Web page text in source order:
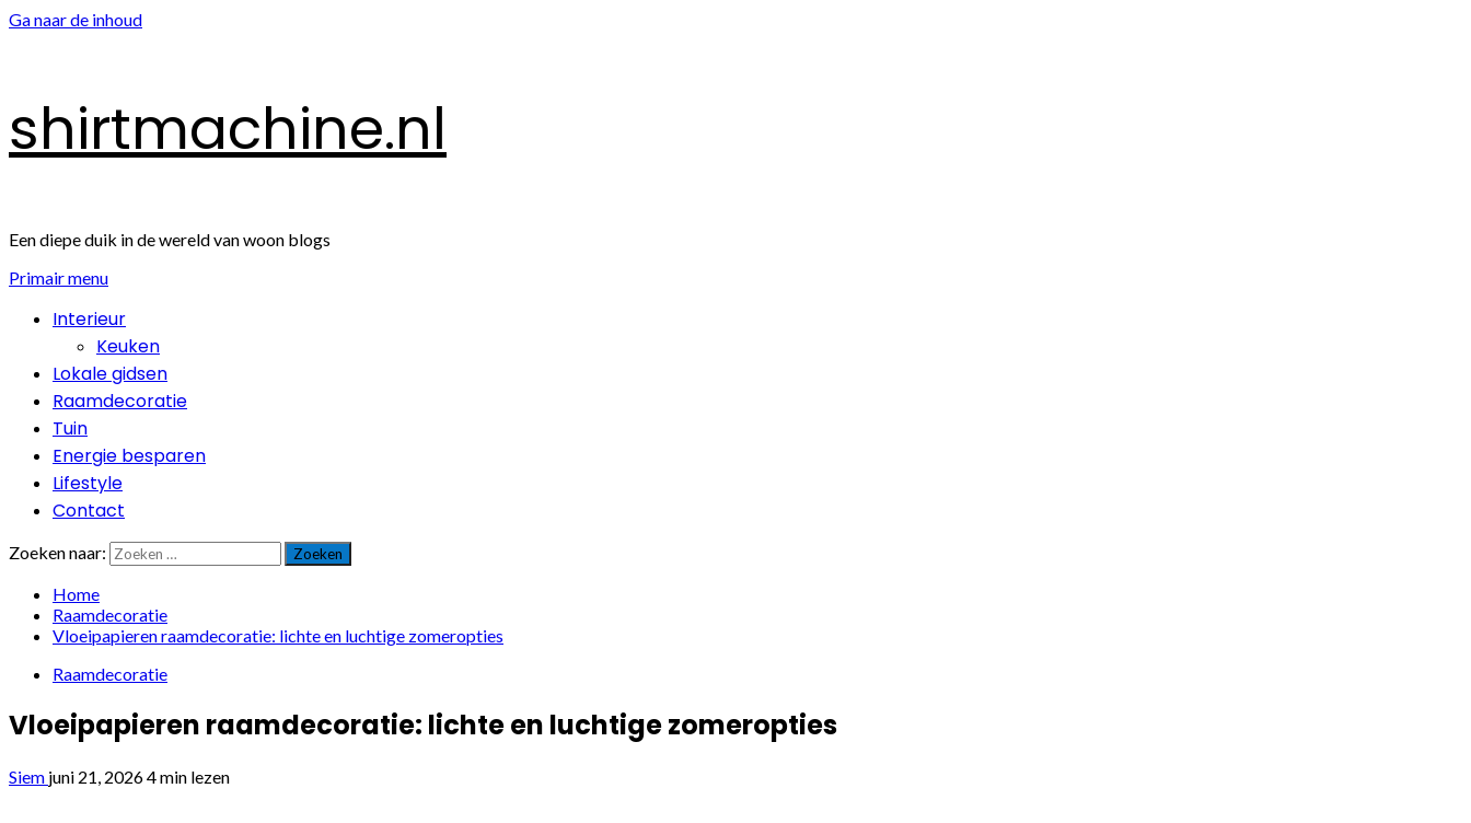
Ga naar de inhoud
shirtmachine.nl
Een diepe duik in de wereld van woon blogs
Primair menu
Interieur
Keuken
Lokale gidsen
Raamdecoratie
Tuin
Energie besparen
Lifestyle
Contact
Zoeken naar:
Home
Raamdecoratie
Vloeipapieren raamdecoratie: lichte en luchtige zomeropties
Raamdecoratie
Vloeipapieren raamdecoratie: lichte en luchtige zomeropties
Siem juni 21, 20264 min lezen